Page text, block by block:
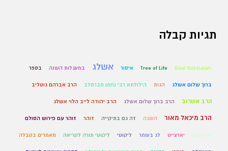
תגיות קבלה
Real Kabbalah
Tree of Life איסור אשלג במעגלות השנה בספר
ברוך שלום אשלג הגות הילולתא רבי נחמן מברסלב הרב אברהם גוטליב
הרב אשרוב הרב ברוך שלום אשלג הרב יהודה לייב הלוי אשלג
הרב מיכאל מאור השגה זה גם בתיקייה זוהר זוהר עם פירוש הסולם
טלזסטון יארצייט לג בעומר ליקוטי ליקוטי תורה לקריאה מאמרים בקבלה